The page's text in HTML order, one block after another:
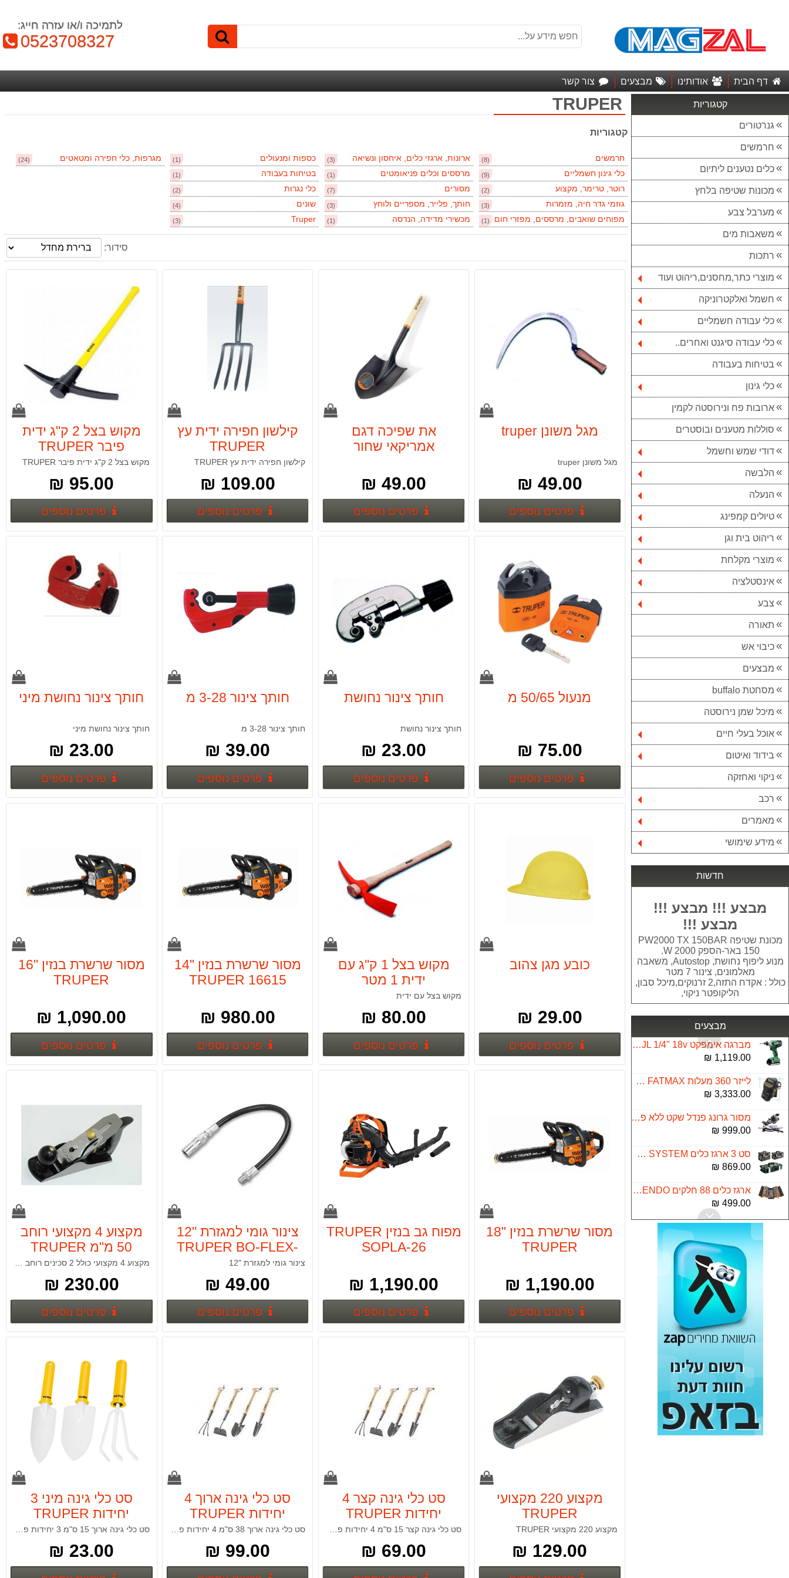
לתמיכה ו/או עזרה חייג:
טלפון:
0523708327
דף הבית אודותינו מבצעים צור קשר
קטגוריות
גנרטורים
חרמשים
כלים נטענים ליתיום
מכונות שטיפה בלחץ
מערבל צבע
משאבות מים
רתכות
מוצרי כתר,מחסנים,ריהוט ועוד
חשמל ואלקטרוניקה
כלי עבודה חשמליים
כלי עבודה סיגנט ואחרים..
בטיחות בעבודה
כלי גינון
ארובות פח ונירוסטה לקמין
סוללות מטענים ובוסטרים
דודי שמש וחשמל
הלבשה
הנעלה
טיולים קמפינג
ריהוט בית וגן
מוצרי מקלחת
אינסטלציה
צבע
תאורה
כיבוי אש
מבצעים
מסחטת buffalo
מיכל שמן נירוסטה
אוכל בעלי חיים
בידוד ואיטום
ניקוי ואחזקה
רכב
מאמרים
מידע שימושי
חדשות
מבצע !!! מבצע !!!
מבצע !!!
מכונת שטיפה PW2000 TX 150BAR
150 באר-הספק W 2000.
מנוע ליפוף נחושת, Autostop, משאבה
מאלמונים, צינור 7 מטר
כולל : אקדח התזה,2 זרנוקים,מיכל סבון,
הליקופטר ניקוי,
מבצעים
ארגז כלים 88 חלקים KENDO הרמוניקה+פתיחה מדורג
499.00 ₪
644.00 ₪
299.00 ₪
מערבל צבע דגם MIX 1600B מוט 1 T13004
448.00 ₪
1,790.00 ₪
169.00 ₪
מברגה אימפקט HITACHI WH18DJL 1/4" 18v
1,119.00 ₪
לייזר 360 מעלות STANLEY X3G FATMAX ירוק
3,333.00 ₪
מסור גרונג פנדל שקט ללא פחמים "10 MS255IL TARGET
999.00 ₪
סט 3 ארגז כלים TOUGH SYSTEM
869.00 ₪
ארגז כלים 88 חלקים KENDO הרמוניקה+פתיחה מדורג
499.00 ₪
644.00 ₪
299.00 ₪
448.00 ₪
169.00 ₪
1,119.00 ₪
TRUPER
קטגוריות
חרמשים (8)
כלי גינון חשמליים (9)
רוטר, טרימר, מקצוע (2)
גוזמי גדר חיה, מזמרות (3)
מפוחים שואבים, מרססים, מפזרי חום (1)
ארונות, ארגזי כלים, איחסון ונשיאה (3)
מרססים וכלים פניאומטים (1)
מסורים (7)
חותך, פלייר, מספריים ולוחץ (3)
מכשירי מדידה, הנדסה (1)
כספות ומנעולים (1)
בטיחות בעבודה (1)
כלי נגרות (2)
שונים (4)
Truper
(3)
מגרפות, כלי חפירה ומטאטים (24)
סידור:
מגל משונן truper
מגל משונן truper
49.00 ₪
פרטים נוספיםפרטים נוספים
את שפיכה דגם
אמריקאי שחור
49.00 ₪
פרטים נוספים
קילשון חפירה ידית עץ
TRUPER
קילשון חפירה ידית עץ TRUPER
109.00 ₪
פרטים נוספים
מקוש בצל 2 ק"ג ידית
פיבר TRUPER
מקוש בצל 2 ק"ג ידית פיבר TRUPER
95.00 ₪
פרטים נוספיםפרטים
מנעול 50/65 מ
75.00 ₪
פרטים נוספיםפרטים נוספים
חותך צינור נחושת
חותך צינור נחושת
23.00 ₪
פרטים נוספים
חותך צינור 3-28 מ
חותך צינור 3-28 מ
39.00 ₪
פרטים נוספים
חותך צינור נחושת מיני
חותך צינור נחושת מיני
23.00 ₪
פרטים נוספיםפרטים
כובע מגן צהוב
29.00 ₪
פרטים נוספיםפרטים נוספים
מקוש בצל 1 ק''ג עם
ידית 1 מטר
מקוש בצל עם ידית
80.00 ₪
פרטים נוספים
מסור שרשרת בנזין "14
TRUPER 16615
980.00 ₪
פרטים נוספים
מסור שרשרת בנזין "16
TRUPER
1,090.00 ₪
פרטים נוספיםפרטים
מסור שרשרת בנזין "18
TRUPER
1,190.00 ₪
פרטים נוספיםפרטים נוספים
מפוח גב בנזין TRUPER
SOPLA-26
1,190.00 ₪
פרטים נוספים
צינור גומי למגזרת "12
TRUPER BO-FLEX-
12צינור גומי למגזרת "12
49.00 ₪
פרטים נוספים
מקצוע 4 מקצועי רוחב
50 מ"מ TRUPER
230.00 ₪
פרטים נוספיםפרטים
מקצוע 220 מקצועי
TRUPER
מקצוע 220 מקצועי TRUPER
129.00 ₪
סט כלי גינה קצר 4
יחידות TRUPER
סט כלי גינה קצר 15 ס"מ 4 יחידות פרקטי וקומפקטי TRUPER
69.00 ₪
סט כלי גינה ארוך 4
יחידות TRUPER
סט כלי גינה ארוך 38 ס"מ 4 יחידות פרקטי וקומפקטי TRUPER
99.00 ₪
סט כלי גינה מיני 3
יחידות TRUPER
סט כלי גינה ארוך 15 ס"מ 3 יחידות פרקטי וקומפקטי PRETUL TRUPER
23.00 ₪